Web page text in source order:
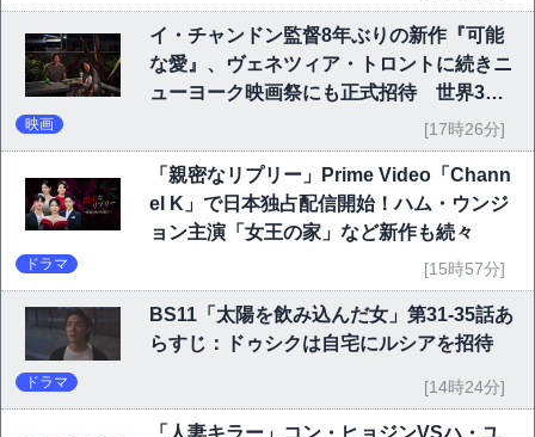
イ・チャンドン監督8年ぶりの新作『可能
な愛』、ヴェネツィア・トロントに続きニ
ューヨーク映画祭にも正式招待 世界3大
映画 [17時26分]
「親密なリプリー」Prime Video「Chann
el K」で日本独占配信開始！ハム・ウンジ
ョン主演「女王の家」など新作も続々
ドラマ [15時57分]
BS11「太陽を飲み込んだ女」第31-35話あ
らすじ：ドゥシクは自宅にルシアを招待
ドラマ [14時24分]
「人妻キラー」コン・ヒョジンVSハ・ユ